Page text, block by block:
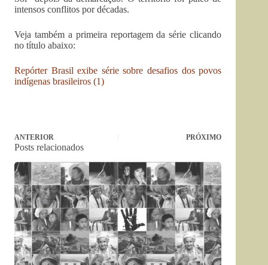
intensos conflitos por décadas.
Veja também a primeira reportagem da série clicando
no título abaixo:
Repórter Brasil exibe série sobre desafios dos povos
indígenas brasileiros (1)
ANTERIOR PRÓXIMO
Posts relacionados